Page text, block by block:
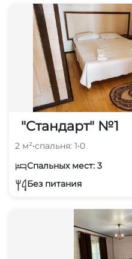
"Стандарт" №1
2 м²•спальня: 1•0
Спальных мест: 3
Без питания